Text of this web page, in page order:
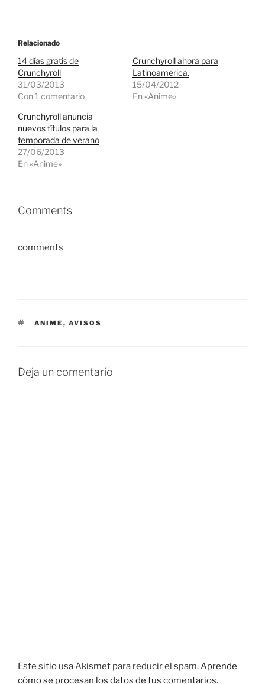
Relacionado
14 días gratis de
Crunchyroll
31/03/2013
Con 1 comentario
Crunchyroll ahora para
Latinoamérica.
15/04/2012
En «Anime»
Crunchyroll anuncia
nuevos títulos para la
temporada de verano
27/06/2013
En «Anime»
Comments
comments
ETIQUETAS
ANIME , AVISOS
Deja un comentario
Este sitio usa Akismet para reducir el spam.Aprende
cómo se procesan los datos de tus comentarios.